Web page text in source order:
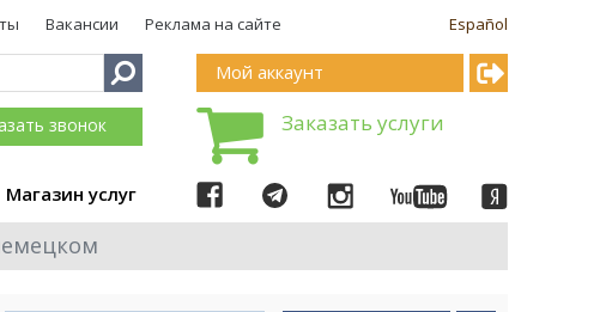
Español
Вакансии Реклама на сайте
звонок
Магазин услуг
Мой аккаунт
Заказать услуги